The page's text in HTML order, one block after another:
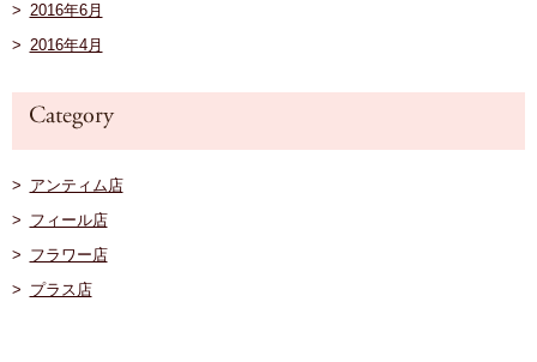
2016年6月
2016年4月
アンティム店
フィール店
フラワー店
プラス店